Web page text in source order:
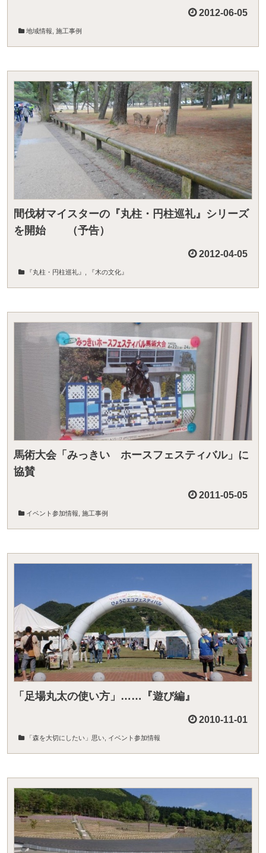
2012-06-05
地域情報 施工事例
間伐材マイスターの『丸柱・円柱巡礼』シリーズ
を開始 （予告）
2012-04-05
『丸柱・円柱巡礼』 『木の文化』
馬術大会「みっきい ホースフェスティバル」に
協賛
2011-05-05
イベント参加情報 施工事例
「足場丸太の使い方」……『遊び編』
2010-11-01
「森を大切にしたい」思い イベント参加情報